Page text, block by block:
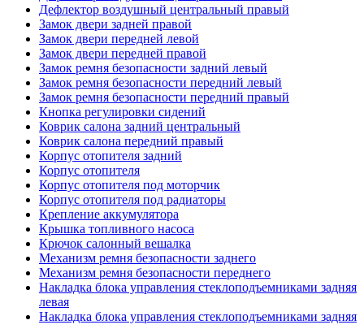
Дефлектор воздушный центральный правый
Замок двери задней правой
Замок двери передней левой
Замок двери передней правой
Замок ремня безопасности задний левый
Замок ремня безопасности передний левый
Замок ремня безопасности передний правый
Кнопка регулировки сидений
Коврик салона задний центральный
Коврик салона передний правый
Корпус отопителя задний
Корпус отопителя
Корпус отопителя под моторчик
Корпус отопителя под радиаторы
Крепление аккумулятора
Крышка топливного насоса
Крючок салонный вешалка
Механизм ремня безопасности заднего
Механизм ремня безопасности переднего
Накладка блока управления стеклоподъемниками задняя
левая
Накладка блока управления стеклоподъемниками задняя